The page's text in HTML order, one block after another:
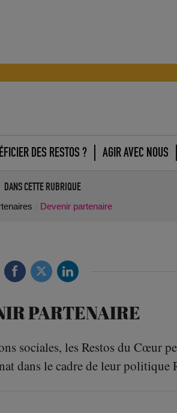
DES RESTOS ? AGIR AVEC NOUS
DANS CETTE RUBRIQUE
Devenir partenaire
PARTENAIRE
sociales, les Restos du Cœur
dans le cadre de leur politique